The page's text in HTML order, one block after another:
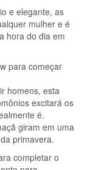
e elegante, as
mulher e é
hora do dia em
para começar
homens, esta
excitará os
é.
giram em uma
primavera.
completar o